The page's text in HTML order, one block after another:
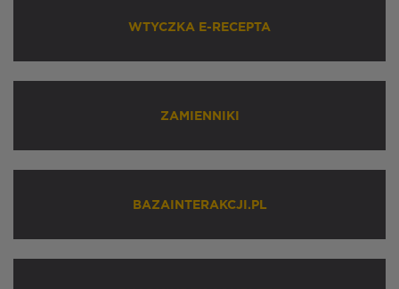
WTYCZKA E-RECEPTA
ZAMIENNIKI
BAZAINTERAKCJI.PL